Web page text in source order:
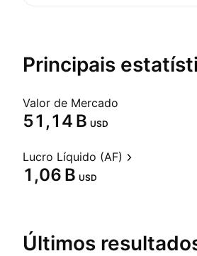
Principais
Valor de Mercado
‪51,14 B‬ USD
Lucro Líquido (AF)
‪1,06 B‬ USD
Últimos